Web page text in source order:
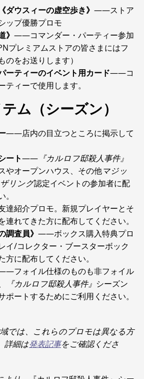
ダウスィーの虚空歩き》 ――ストア
ップ優勝プロモ
》 ――コマンダー・パーティー参加
プレミアムストアの皆さまにはフ
のをお送りします）
ーティーのイベント用カード――コ
ティーで使用します。
ム（シーズン）
――店内の目立つところに掲示して
ート―― 『カルロフ邸殺人事件』
やオープンハウス、その他マジッ
リング認定イベントの参加者に配
紹介プロモ。新規プレイヤーとそ
連れてきた方に配布してください。
調査員》 ――ボックス購入特典プロ
イ/コレクター・ブースターボック
方に配布してください。
フォイル仕様のものも非フォイル
『カルロフ邸殺人事件』 シーズン
ポートするためにご利用ください。
では、これらのプロモは異なる方
詳細は発表記事をご確認くださ